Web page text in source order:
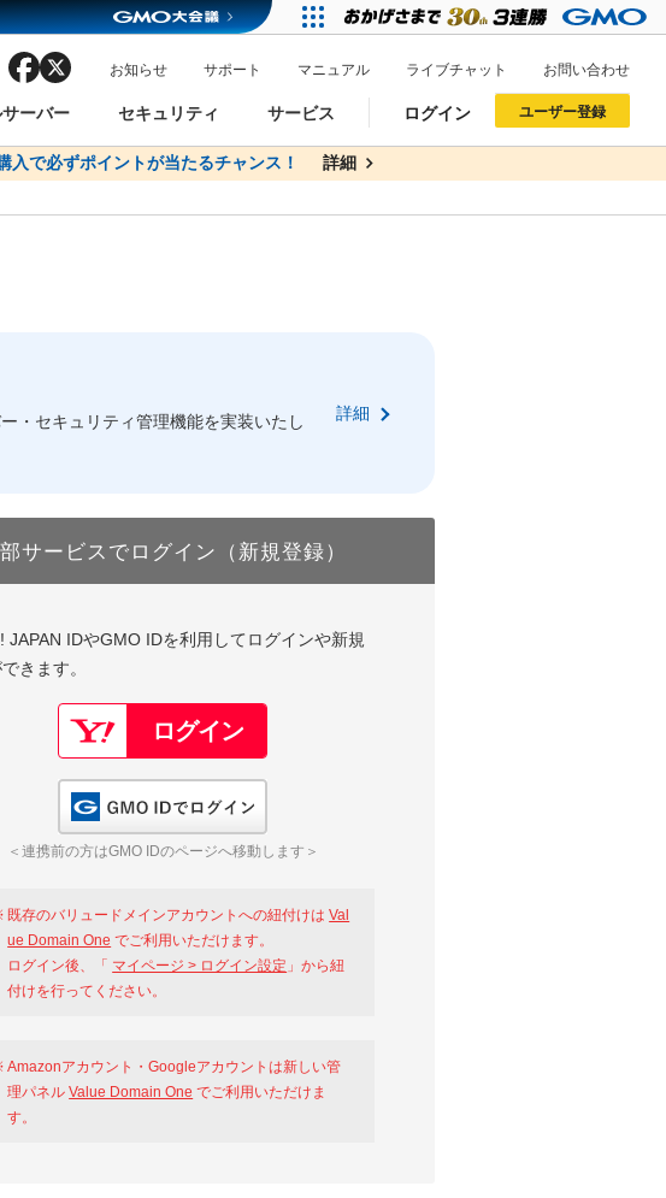
ーバー セキュリティ サービス
API
facebook お知らせ サポート マニュアル ライブチャット お問い合わせ
ログイン
ンタルサーバーを含む最新の機能を使う方
以下でもログイン可能
ユーザー登録
ンタルサーバーを含む最新の機能を使う方
以下でも登録可能
で必ずポイントが当たるチャンス！ 詳細
バー料金1年間無料 詳細
・セキュリティ管理機能を実装いたし
詳細
サービスでログイン（新規登録）
JAPAN IDやGMO IDを利用してログインや新規
きます。
＜連携前の方はGMO IDのページへ移動します＞
既存のバリュードメインアカウントへの紐付けはVal
ue Domain One でご利用いただけます。
ログイン後、「 マイページ > ログイン設定 」から紐
付けを行ってください。
Amazonアカウント・Googleアカウントは新しい管
理パネルValue Domain One でご利用いただけま
す。